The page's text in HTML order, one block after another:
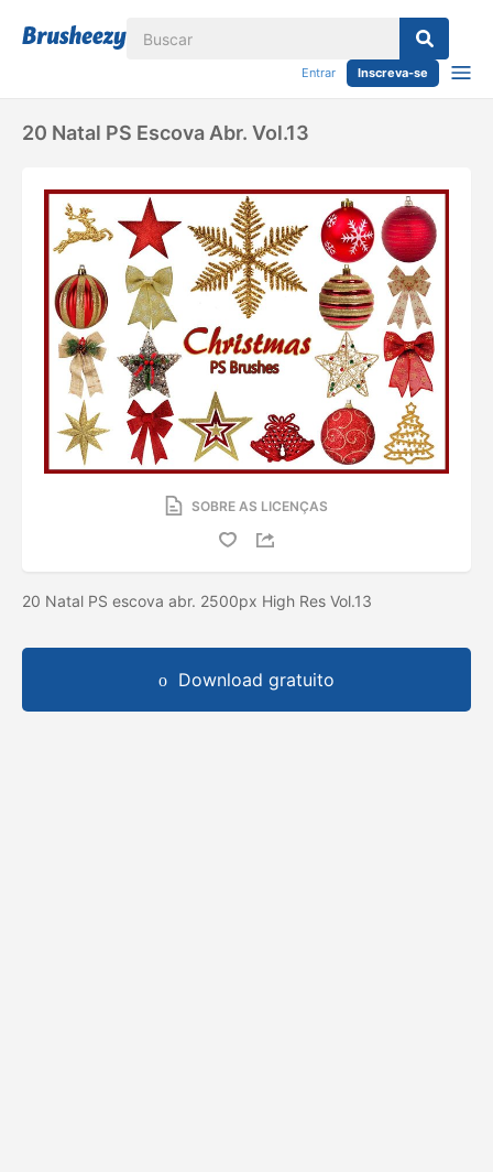
Entrar Inscreva-se
20 Natal PS Escova Abr. Vol.13
SOBRE AS LICENÇAS
20 Natal PS escova abr. 2500px High Res Vol.13
Download gratuito